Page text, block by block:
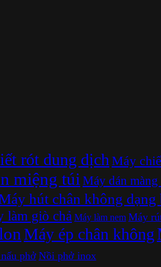
rót dung dịchMáy
miệng túi Máy dán màng
hút chân không dạng
làm giò chả Máy làm nem Máy
Máy ép chân không
phở Nồi phở inox